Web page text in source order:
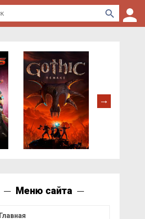
Меню сайта
Главная